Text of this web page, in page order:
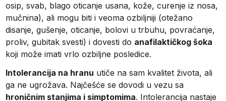
osip, svab, blago oticanje usana, kože, curenje iz nosa,
mučnina), ali mogu biti i veoma ozbiljniji (otežano
disanje, gušenje, oticanje, bolovi u trbuhu, povraćanje,
proliv, gubitak svesti) i dovesti do anafilaktičkog šoka
koji može imati vrlo ozbiljne posledice.
Intolerancija na hranu utiče na sam kvalitet života, ali
ga ne ugrožava. Najčešće se dovodi u vezu sa
hroničnim stanjima i simptomima. Intolerancija nastaje